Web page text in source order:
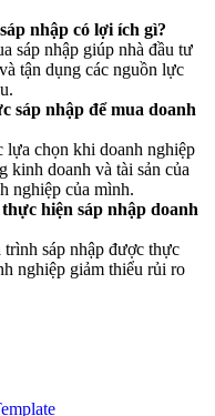
nhập có lợi ích gì?
sáp nhập giúp nhà đầu tư
tận dụng các nguồn lực
sáp nhập để mua doanh
lựa chọn khi doanh nghiệp
kinh doanh và tài sản của
nghiệp của mình.
hiện sáp nhập doanh
sáp nhập được thực
nghiệp giảm thiểu rủi ro